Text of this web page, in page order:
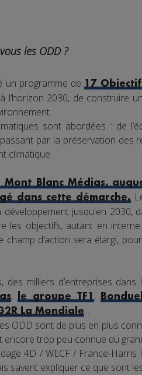
les ODD ?
un programme de17
l’horizon 2030, de construire
sont abordées : de
par la préservation des
climatique.
Mont Blanc Médias,
dans cette démarche.
jusqu'en 2030,
les objectifs, autant en
champ d’action sera élargi,
des milliers d’entreprises
, le groupe TF1 ,
La Mondiale...
ODD sont de plus en plus
encore trop peu connue du
4D / WECF / France-
savent expliquer ce que sont